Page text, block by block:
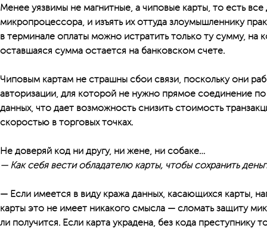
Менее уязвимы не магнитные, а чиповые карты, то есть все
микропроцессора, и изъять их оттуда злоумышленнику
в терминале оплаты можно истратить только ту сумму, на
оставшаяся сумма остается на банковском счете.
Чиповым картам не страшны сбои связи, поскольку они
авторизации, для которой не нужно прямое соединение
данных, что дает возможность снизить стоимость
скоростью в торговых точках.
Не доверяй код ни другу, ни жене, ни собаке…
— Как себя вести обладателю карты, чтобы сохранить
— Если имеется в виду кража данных, касающихся карты,
карты это не имеет никакого смысла — сломать защиту
ли получится. Если карта украдена, без кода преступнику